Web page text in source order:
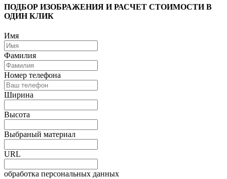
ПОДБОР ИЗОБРАЖЕНИЯ И РАСЧЕТ СТОИМОСТИ В
ОДИН КЛИК
Имя
Фамилия
Номер телефона
Ширина
Высота
Выбраный материал
URL
обработка персональных данных